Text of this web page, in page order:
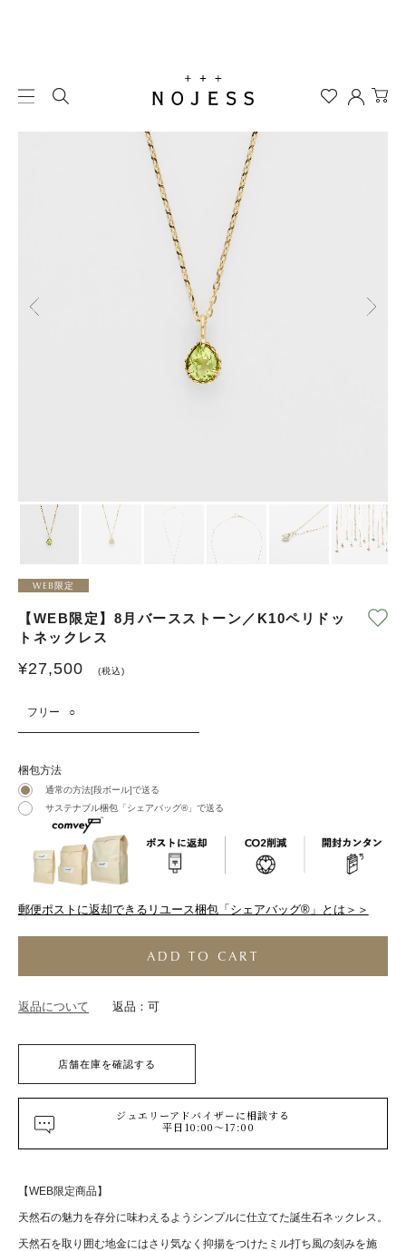
WEB限定
【WEB限定】8月バースストーン／K10ペリドッ
トネックレス
¥27,500 (税込)
フリー ○
梱包方法
通常の方法[段ボール]で送る
サステナブル梱包「シェアバッグ®︎」で送る
郵便ポストに返却できるリユース梱包「シェアバッグ®︎」とは＞＞
ADD TO CART
返品について 返品：可
店舗在庫を確認する
ジュエリーアドバイザーに相談する
平日10:00～17:00
【WEB限定商品】
天然石の魅力を存分に味わえるようシンプルに仕立てた誕生石ネックレス。
天然石を取り囲む地金にはさり気なく抑揚をつけたミル打ち風の刻みを施